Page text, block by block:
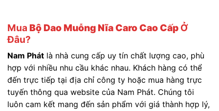
Mua Bộ Dao Muỗng Nĩa Caro Cao Cấp Ở
Đâu?
Nam Phát là nhà cung cấp uy tín chất lượng cao, phù
hợp với nhiều nhu cầu khác nhau. Khách hàng có thể
đến trực tiếp tại địa chỉ công ty hoặc mua hàng trực
tuyến thông qua website của Nam Phát. Chúng tôi
luôn cam kết mang đến sản phẩm với giá thành hợp lý,